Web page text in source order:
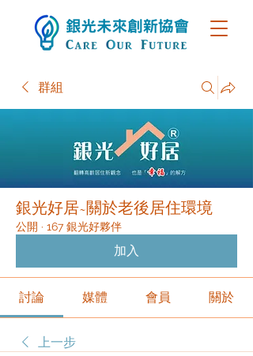
群組
銀光好居~關於老後居住環境
公開 · 167 銀光好夥伴
加入
討論 媒體 會員 關於
上一步